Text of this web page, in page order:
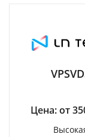
Цена: от